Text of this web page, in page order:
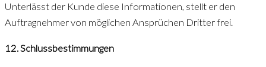
Unterlässt der Kunde diese Informationen, stellt er den
Auftragnehmer von möglichen Ansprüchen Dritter frei.
12. Schlussbestimmungen